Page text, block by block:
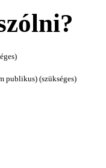
publikus) (szükséges)